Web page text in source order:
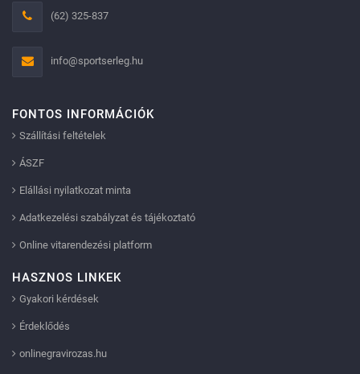
(62) 325-837
info@sportserleg.hu
FONTOS INFORMÁCIÓK
Szállítási feltételek
ÁSZF
Elállási nyilatkozat minta
Adatkezelési szabályzat és tájékoztató
Online vitarendezési platform
HASZNOS LINKEK
Gyakori kérdések
Érdeklődés
onlinegravirozas.hu